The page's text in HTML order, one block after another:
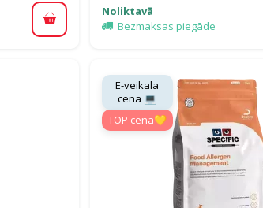
Pievienot grozam
Noliktavā
Bezmaksas piegāde
E-veikala
cena 💻
TOP cena💛